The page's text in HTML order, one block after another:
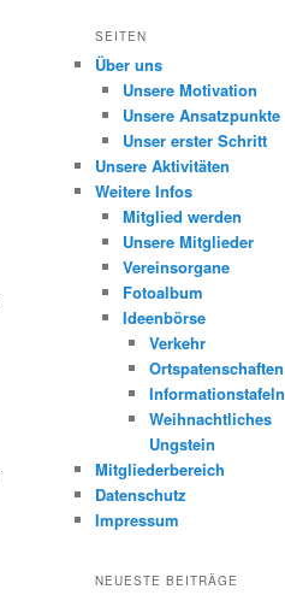
SEITEN
Über uns
Unsere Motivation
Unsere Ansatzpunkte
Unser erster Schritt
Unsere Aktivitäten
Weitere Infos
Mitglied werden
Unsere Mitglieder
Vereinsorgane
Fotoalbum
Ideenbörse
Verkehr
Ortspatenschaften
Informationstafeln
Weihnachtliches
Ungstein
Mitgliederbereich
Datenschutz
Impressum
NEUESTE BEITRÄGE